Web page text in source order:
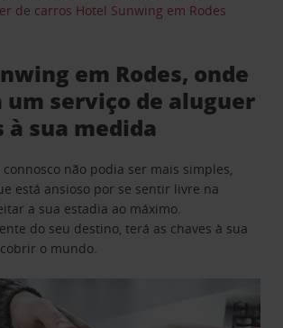
de carros Hotel Sunwing em Rodes
em Rodes, onde
serviço de aluguer
à sua medida
não podia ser mais simples,
está ansioso por se sentir livre na
a sua estadia ao máximo.
do seu destino, terá as chaves à sua
o mundo.